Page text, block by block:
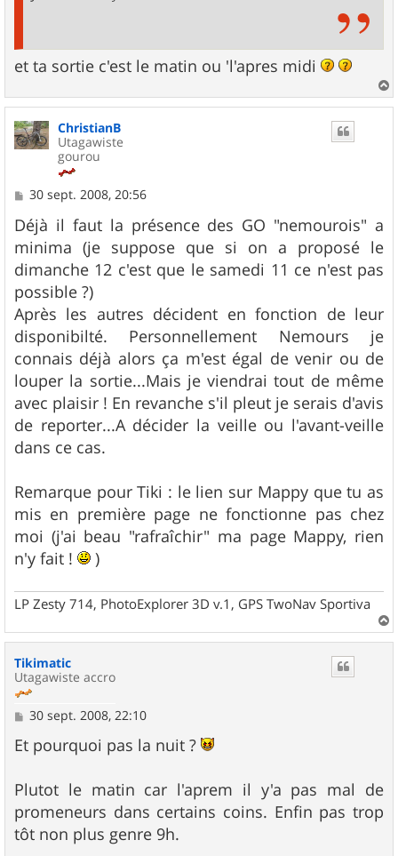
et ta sortie c'est le matin ou 'l'apres midi
a
ChristianB
Utagawiste
gourou
M
s
s
a
g
e
30 sept. 2008, 20:56
Déjà il faut la présence des GO "nemourois" a
minima (je suppose que si on a proposé le
dimanche 12 c'est que le samedi 11 ce n'est pas
possible ?)
Après les autres décident en fonction de leur
disponibilté. Personnellement Nemours je
connais déjà alors ça m'est égal de venir ou de
louper la sortie...Mais je viendrai tout de même
avec plaisir ! En revanche s'il pleut je serais d'avis
de reporter...A décider la veille ou l'avant-veille
dans ce cas.
Remarque pour Tiki : le lien sur Mappy que tu as
mis en première page ne fonctionne pas chez
moi (j'ai beau "rafraîchir" ma page Mappy, rien
n'y fait !
)
LP Zesty 714, PhotoExplorer 3D v.1, GPS TwoNav Sportiva
a
Tikimatic
Utagawiste accro
M
s
s
g
e
30 sept. 2008, 22:10
Et pourquoi pas la nuit ?
Plutot le matin car l'aprem il y'a pas mal de
promeneurs dans certains coins. Enfin pas trop
tôt non plus genre 9h.